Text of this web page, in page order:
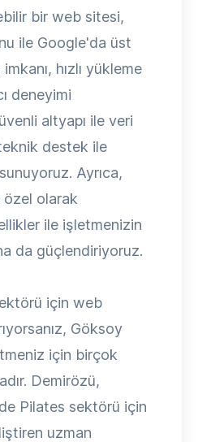
bir web sitesi,
ile Google'da üst
hızlı yükleme
deneyimi
altyapı ile veri
destek ile
Ayrıca,
olarak
ile işletmenizin
da güçlendiriyoruz.
için web
Göksoy
için birçok
Demirözü,
Pilates sektörü için
uzman